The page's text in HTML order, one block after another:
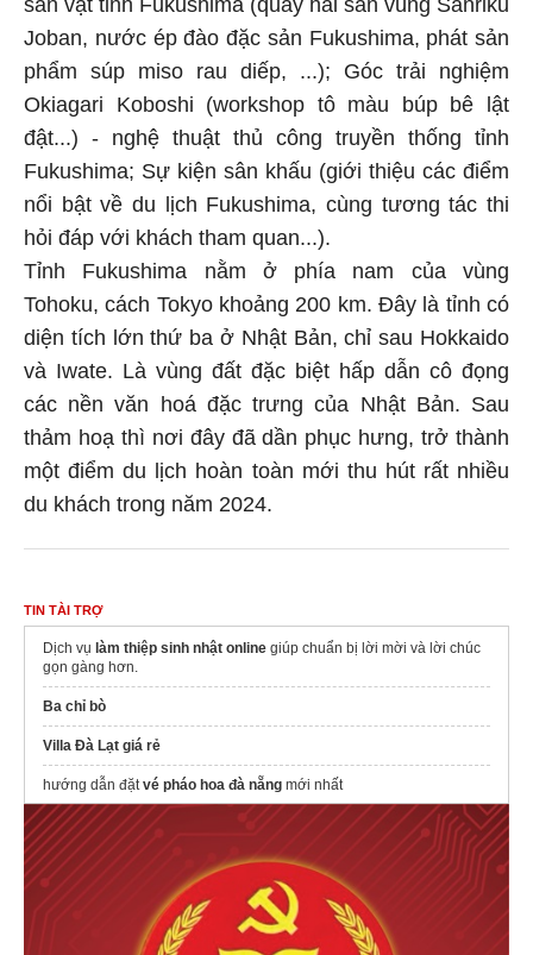
sản vật tỉnh Fukushima (quầy hải sản vùng Sanriku
Joban, nước ép đào đặc sản Fukushima, phát sản
phẩm súp miso rau diếp, ...); Góc trải nghiệm
Okiagari Koboshi (workshop tô màu búp bê lật
đật...) - nghệ thuật thủ công truyền thống tỉnh
Fukushima; Sự kiện sân khấu (giới thiệu các điểm
nổi bật về du lịch Fukushima, cùng tương tác thi
hỏi đáp với khách tham quan...).
Tỉnh Fukushima nằm ở phía nam của vùng
Tohoku, cách Tokyo khoảng 200 km. Đây là tỉnh có
diện tích lớn thứ ba ở Nhật Bản, chỉ sau Hokkaido
và Iwate. Là vùng đất đặc biệt hấp dẫn cô đọng
các nền văn hoá đặc trưng của Nhật Bản. Sau
thảm hoạ thì nơi đây đã dần phục hưng, trở thành
một điểm du lịch hoàn toàn mới thu hút rất nhiều
du khách trong năm 2024.
TIN TÀI TRỢ
Dịch vụ làm thiệp sinh nhật online giúp chuẩn bị lời mời và lời chúc
gọn gàng hơn.
Ba chỉ bò
Villa Đà Lạt giá rẻ
hướng dẫn đặtvé pháo hoa đà nẵng mới nhất
Tổ chức sự kiện tại Bình Dương
nhà hàng hồng hạnh 3
Công Ty Du Lịch Nhịp Sống Mới
vé universal studios singapore